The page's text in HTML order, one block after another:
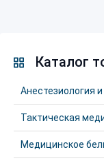
Каталог
Анестезиология
Тактическая
Медицинское